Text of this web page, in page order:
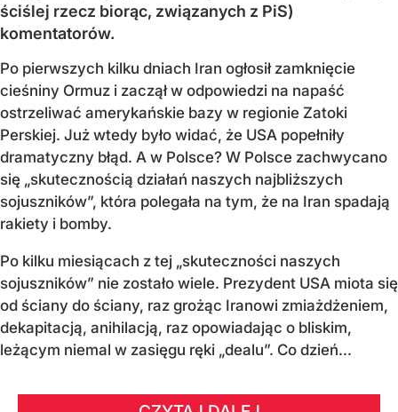
ściślej rzecz biorąc, związanych z PiS)
komentatorów.
Po pierwszych kilku dniach Iran ogłosił zamknięcie
cieśniny Ormuz i zaczął w odpowiedzi na napaść
ostrzeliwać amerykańskie bazy w regionie Zatoki
Perskiej. Już wtedy było widać, że USA popełniły
dramatyczny błąd. A w Polsce? W Polsce zachwycano
się „skutecznością działań naszych najbliższych
sojuszników”, która polegała na tym, że na Iran spadają
rakiety i bomby.
Po kilku miesiącach z tej „skuteczności naszych
sojuszników” nie zostało wiele. Prezydent USA miota się
od ściany do ściany, raz grożąc Iranowi zmiażdżeniem,
dekapitacją, anihilacją, raz opowiadając o bliskim,
leżącym niemal w zasięgu ręki „dealu”. Co dzień...